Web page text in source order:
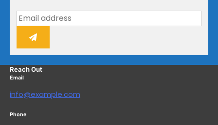
Reach Out
Email
info@example.com
Phone